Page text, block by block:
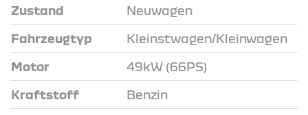
Zustand Neuwagen
Fahrzeugtyp Kleinstwagen/Kleinwagen
Motor 49kW (66PS)
Kraftstoff Benzin